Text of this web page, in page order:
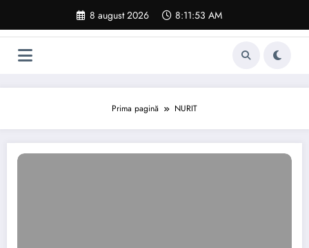
conținut
8 august 2026 8:11:54 AM
Prima pagină NURIT